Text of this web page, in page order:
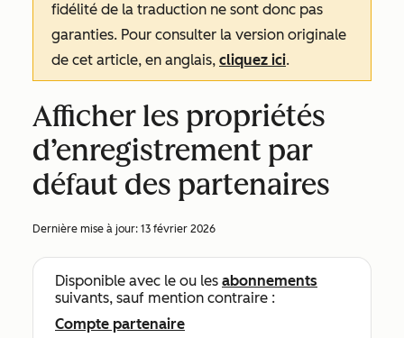
fidélité de la traduction ne sont donc pas
garanties. Pour consulter la version originale
de cet article, en anglais, cliquez ici.
Afficher les propriétés
d’enregistrement par
défaut des partenaires
Dernière mise à jour: 13 février 2026
Disponible avec le ou les abonnements
suivants, sauf mention contraire :
Compte partenaire